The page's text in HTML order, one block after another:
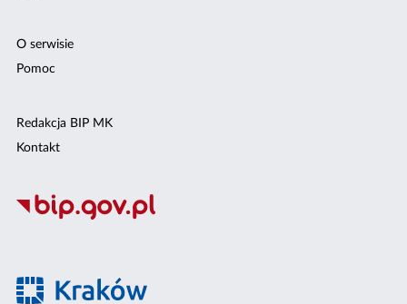
O serwisie
Pomoc
Redakcja BIP MK
Kontakt